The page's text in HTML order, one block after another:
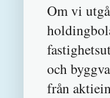
Om vi
och
från